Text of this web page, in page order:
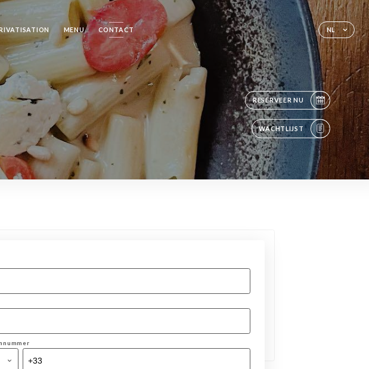
NL
MENU CONTACT
RESERVEER NU
WACHTLIJST